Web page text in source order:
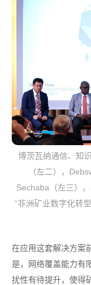
博茨瓦纳通信、知
（左二），
Sechaba（左三）
“非洲矿业数字化转
在应用这套解决方案
是，网络覆盖能力有
扰性有待提升，使得